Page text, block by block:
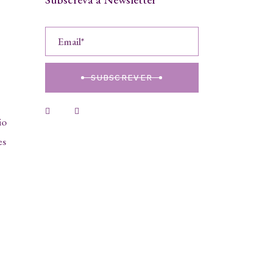
SUBSCREVER